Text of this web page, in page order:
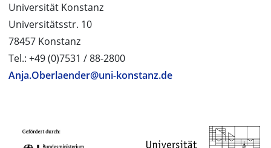
Universität Konstanz
Universitätsstr. 10
78457 Konstanz
Tel.: +49 (0)7531 / 88-2800
Anja.Oberlaender@uni-konstanz.de